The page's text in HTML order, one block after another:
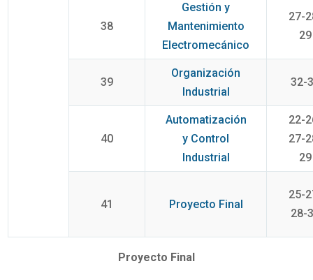
38
Gestión y
Mantenimiento
Electromecánico
27-
29
39
Organización
Industrial
32-
40
Automatización
y Control
Industrial
22-
27-
29
41 Proyecto Final
25-
28-
Proyecto Final